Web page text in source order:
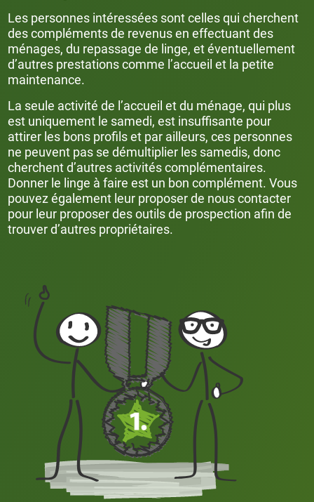
Les personnes intéressées sont celles qui cherchent
des compléments de revenus en effectuant des
ménages, du repassage de linge, et éventuellement
d’autres prestations comme l’accueil et la petite
maintenance.
La seule activité de l’accueil et du ménage, qui plus
est uniquement le samedi, est insuffisante pour
attirer les bons profils et par ailleurs, ces personnes
ne peuvent pas se démultiplier les samedis, donc
cherchent d’autres activités complémentaires.
Donner le linge à faire est un bon complément. Vous
pouvez également leur proposer de nous contacter
pour leur proposer des outils de prospection afin de
trouver d’autres propriétaires.